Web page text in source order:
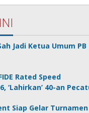
Jadi Ketua Umum PB
Rated Speed
‘Lahirkan’ 40-an
Siap Gelar Turnamen